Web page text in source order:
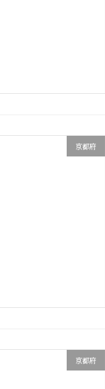
京都府
京都府